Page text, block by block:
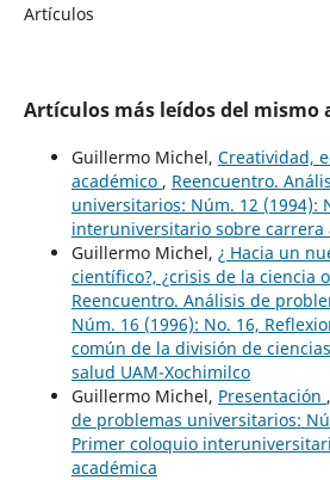
Artículos
Artículos más leídos del mismo
Guillermo Michel, Creatividad,
académico , Reencuentro.
universitarios: Núm. 12 (1994):
interuniversitario sobre carrera
Guillermo Michel, ¿ Hacia un
científico?, ¿crisis de la ciencia
Reencuentro. Análisis de
Núm. 16 (1996): No. 16,
común de la división de
salud UAM-Xochimilco
Guillermo Michel, Presentación ,
de problemas universitarios:
Primer coloquio
académica